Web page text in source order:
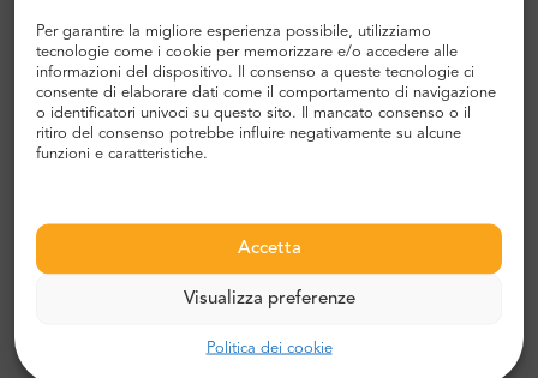
Per garantire la migliore esperienza possibile, utilizziamo
tecnologie come i cookie per memorizzare e/o accedere alle
informazioni del dispositivo. Il consenso a queste tecnologie ci
consente di elaborare dati come il comportamento di navigazione
o identificatori univoci su questo sito. Il mancato consenso o il
ritiro del consenso potrebbe influire negativamente su alcune
funzioni e caratteristiche.
Accetta
Visualizza preferenze
Politica dei cookie
La Grecia per tutti
La Grecia è la chiave per una vacanza memorabile.
Paese del sole, ricco di storia,punti di riferimento
accattivantie cibo delizioso. Una destinazione perfetta
siaper levacanze in famiglia che per una
La Grecia e la sua diversità
a sufficienza per tutti, perchéoltre alla terraferma può